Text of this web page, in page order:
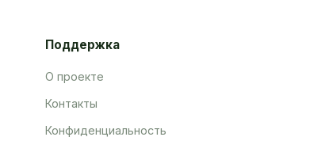
Поддержка
О проекте
Контакты
Конфиденциальность